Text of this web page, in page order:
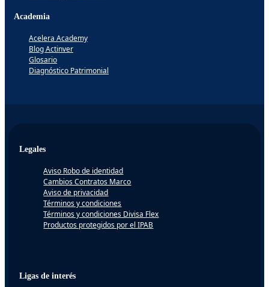
Academia
Acelera Academy
Blog Actinver
Glosario
Diagnóstico Patrimonial
Legales
Aviso Robo de identidad
Cambios Contratos Marco
Aviso de privacidad
Términos y condiciones
Términos y condiciones Divisa Flex
Productos protegidos por el IPAB
Ligas de interés